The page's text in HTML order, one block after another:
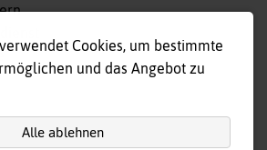
Cookies, um bestimmte
und das Angebot zu
Alle ablehnen